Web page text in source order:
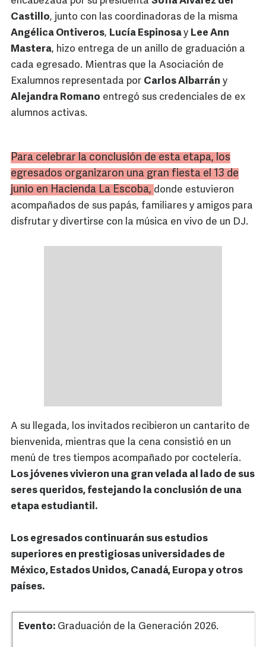
Castillo, junto con las coordinadoras de la misma
Angélica Ontiveros, Lucía Espinosay Lee Ann
Mastera, hizo entrega de un anillo de graduación a
cada egresado. Mientras que la Asociación de
Exalumnos representada por Carlos Albarrán y
Alejandra Romano entregó sus credenciales de ex
alumnos activas.
Para celebrar la conclusión de esta etapa, los
egresados organizaron una gran fiesta el 13 de
junio en Hacienda La Escoba, donde estuvieron
acompañados de sus papás, familiares y amigos para
disfrutar y divertirse con la música en vivo de un DJ.
A su llegada, los invitados recibieron un cantarito de
bienvenida, mientras que la cena consistió en un
menú de tres tiempos acompañado por coctelería.
Los jóvenes vivieron una gran velada al lado de sus
seres queridos, festejando la conclusión de una
etapa estudiantil.
Los egresados continuarán sus estudios
superiores en prestigiosas universidades de
México, Estados Unidos, Canadá, Europa y otros
países.
Evento: Graduación de la Generación 2026.